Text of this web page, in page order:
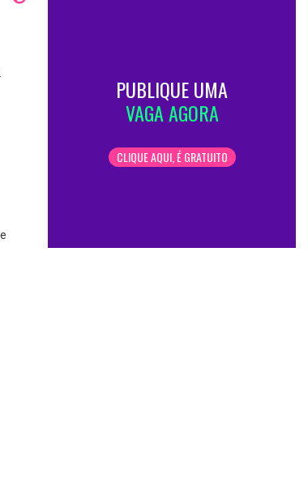
PUBLIQUE UMA
VAGA AGORA
CLIQUE AQUI, É GRATUITO